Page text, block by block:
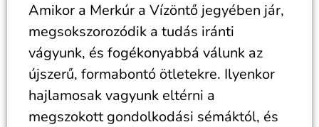
Amikor a Merkúr a Vízöntő jegyében jár,
megsokszorozódik a tudás iránti
vágyunk, és fogékonyabbá válunk az
újszerű, formabontó ötletekre. Ilyenkor
hajlamosak vagyunk eltérni a
megszokott gondolkodási sémáktól, és